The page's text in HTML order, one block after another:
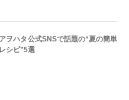
ヲハタ公式SNSで話題の“夏の簡単
シピ”5選